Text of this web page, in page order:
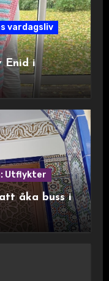
vardagsliv
Enid i
Utflykter
åka buss i